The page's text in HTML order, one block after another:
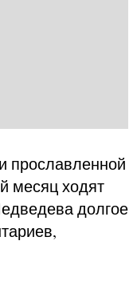
прославленной
месяц ходят
долгое